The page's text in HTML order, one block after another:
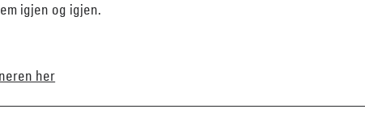
igjen og igjen.
her